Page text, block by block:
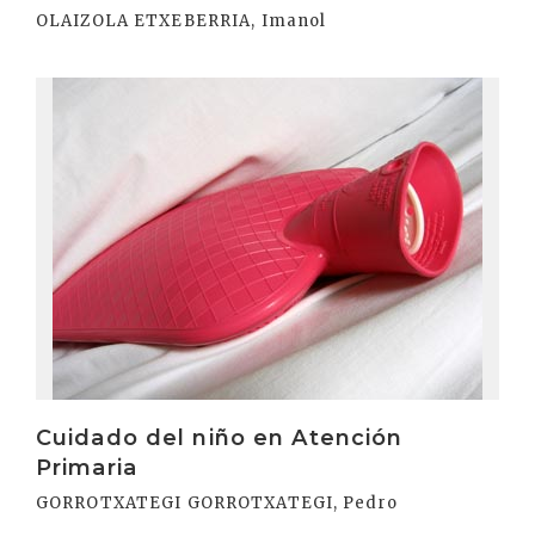
OLAIZOLA ETXEBERRIA, Imanol
Cuidado del niño en Atención
Primaria
GORROTXATEGI GORROTXATEGI, Pedro